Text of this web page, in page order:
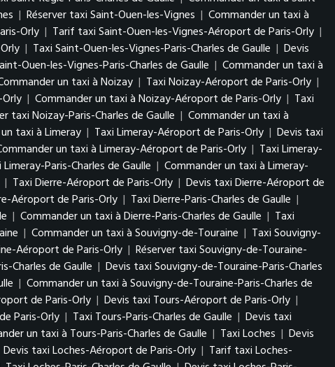
| Réserver taxi Saint-Ouen-les-Vignes | Commander un taxi à
Orly | Tarif taxi Saint-Ouen-les-Vignes-Aéroport de Paris-Orly |
| Taxi Saint-Ouen-les-Vignes-Paris-Charles de Gaulle | Devis
Ouen-les-Vignes-Paris-Charles de Gaulle | Commander un taxi à
un taxi à Noizay | Taxi Noizay-Aéroport de Paris-Orly |
| Commander un taxi à Noizay-Aéroport de Paris-Orly | Taxi
taxi Noizay-Paris-Charles de Gaulle | Commander un taxi à
taxi à Limeray | Taxi Limeray-Aéroport de Paris-Orly | Devis taxi
un taxi à Limeray-Aéroport de Paris-Orly | Taxi Limeray-
Paris-Charles de Gaulle | Commander un taxi à Limeray-
| Taxi Dierre-Aéroport de Paris-Orly | Devis taxi Dierre-Aéroport de
Aéroport de Paris-Orly | Taxi Dierre-Paris-Charles de Gaulle |
| Commander un taxi à Dierre-Paris-Charles de Gaulle | Taxi
| Commander un taxi à Souvigny-de-Touraine | Taxi Souvigny-
Aéroport de Paris-Orly | Réserver taxi Souvigny-de-Touraine-
Charles de Gaulle | Devis taxi Souvigny-de-Touraine-Paris-Charles
| Commander un taxi à Souvigny-de-Touraine-Paris-Charles de
de Paris-Orly | Devis taxi Tours-Aéroport de Paris-Orly |
Paris-Orly | Taxi Tours-Paris-Charles de Gaulle | Devis taxi
un taxi à Tours-Paris-Charles de Gaulle | Taxi Loches | Devis
Devis taxi Loches-Aéroport de Paris-Orly | Tarif taxi Loches-